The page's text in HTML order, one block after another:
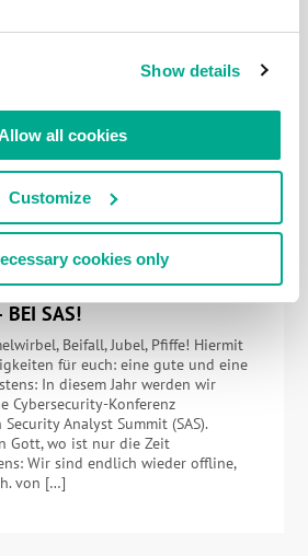
Show details
all cookies
Customize
cookies only
BEKOMMEN.
zum "Produkt des Jahres" gekürt
Frage, dass du persönlich nach
WIEDER DA –
BEI SAS!
Beifall, Jubel, Pfiffe! Hiermit
für euch: eine gute und eine
In diesem Jahr werden wir
Cybersecurity-Konferenz
Analyst Summit (SAS).
Gott, wo ist nur die Zeit
Wir sind endlich wieder offline,
von […]